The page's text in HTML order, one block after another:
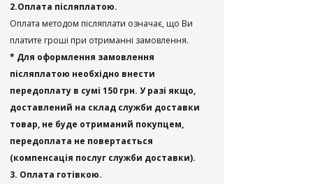
2.Оплата післяплатою.
Оплата методом післяплати означає, що Ви
платите гроші при отриманні замовлення.
* Для оформлення замовлення
післяплатою необхідно внести
передоплату в сумі 150 грн. У разі якщо,
доставлений на склад служби доставки
товар, не буде отриманий покупцем,
передоплата не повертається
(компенсація послуг служби доставки).
3. Оплата готівкою.